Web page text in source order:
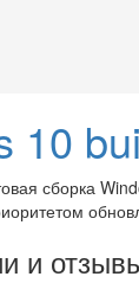
сборка
и